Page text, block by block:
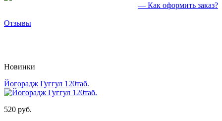
— Как оформить заказ?
Отзывы
Новинки
Йогорадж Гуггул 120таб.
520 руб.